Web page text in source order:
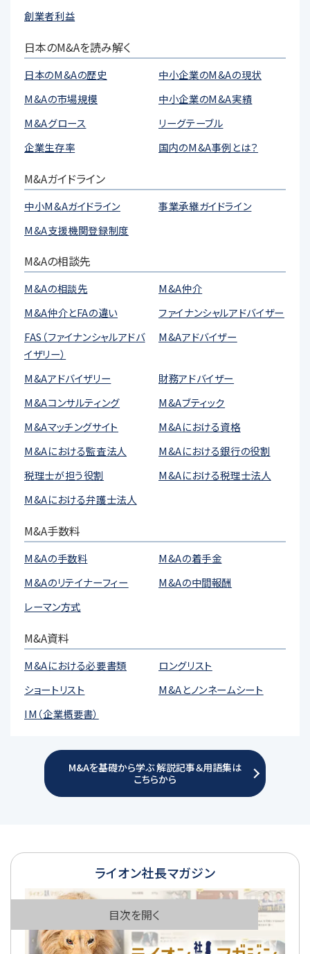
目次を開く
創業者利益
日本のM&Aを読み解く
日本のM&Aの歴史
中小企業のM&Aの現状
M&Aの市場規模
中小企業のM&A実績
M&Aグロース
リーグテーブル
企業生存率
国内のM&A事例とは？
M&Aガイドライン
中小M&Aガイドライン
事業承継ガイドライン
M&A支援機関登録制度
M&Aの相談先
M&Aの相談先
M&A仲介
M&A仲介とFAの違い
ファイナンシャルアドバイザー
FAS（ファイナンシャルアドバ
イザリー）
M&Aアドバイザー
M&Aアドバイザリー
財務アドバイザー
M&Aコンサルティング
M&Aブティック
M&Aマッチングサイト
M&Aにおける資格
M&Aにおける監査法人
M&Aにおける銀行の役割
税理士が担う役割
M&Aにおける税理士法人
M&Aにおける弁護士法人
M&A手数料
M&Aの手数料
M&Aの着手金
M&Aのリテイナーフィー
M&Aの中間報酬
レーマン方式
M&A資料
M&Aにおける必要書類
ロングリスト
ショートリスト
M&Aとノンネームシート
IM（企業概要書）
M&Aを基礎から学ぶ 解説記事＆用語集は
こちらから
ライオン社長マガジン